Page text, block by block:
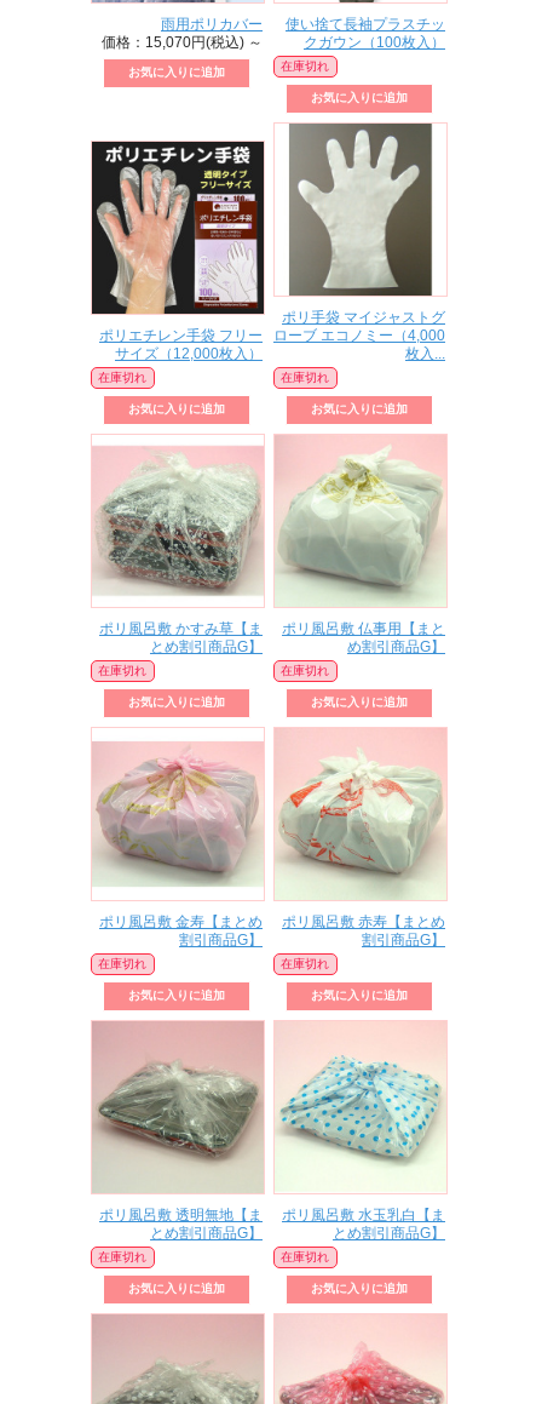
雨用ポリカバー
価格：15,070円(税込) ～
使い捨て長袖プラスチッ
クガウン（100枚入）
在庫切れ
ポリエチレン手袋 フリー
サイズ（12,000枚入）
在庫切れ
ポリ手袋 マイジャストグ
ローブ エコノミー（4,000
枚入...
在庫切れ
ポリ風呂敷 かすみ草【ま
とめ割引商品G】
在庫切れ
ポリ風呂敷 仏事用【まと
め割引商品G】
在庫切れ
ポリ風呂敷 金寿【まとめ
割引商品G】
在庫切れ
ポリ風呂敷 赤寿【まとめ
割引商品G】
在庫切れ
ポリ風呂敷 透明無地【ま
とめ割引商品G】
在庫切れ
ポリ風呂敷 水玉乳白【ま
とめ割引商品G】
在庫切れ